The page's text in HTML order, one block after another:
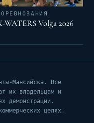
WATERS Volga 2026
Мансийска. Все
их владельцам и
демонстрации.
целях.